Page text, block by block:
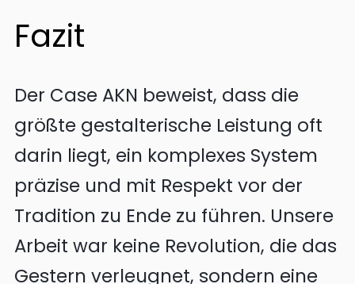
Fazit
Der Case AKN beweist, dass die
größte gestalterische Leistung oft
darin liegt, ein komplexes System
präzise und mit Respekt vor der
Tradition zu Ende zu führen. Unsere
Arbeit war keine Revolution, die das
Gestern verleugnet, sondern eine